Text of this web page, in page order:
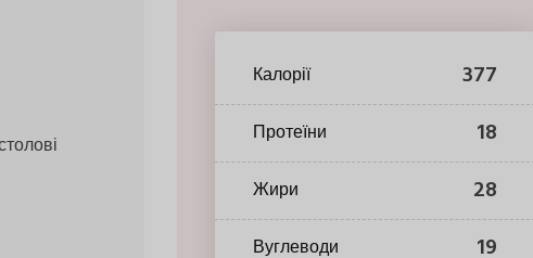
Калорії 377
Протеїни 18
Жири 28
Вуглеводи 19